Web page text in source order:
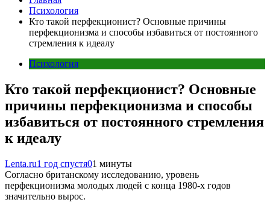
Психология
Кто такой перфекционист? Основные причины
перфекционизма и способы избавиться от постоянного
стремления к идеалу
Психология
Кто такой перфекционист? Основные
причины перфекционизма и способы
избавиться от постоянного стремления
к идеалу
Lenta.ru1 год спустя01 минуты
Согласно британскому исследованию, уровень
перфекционизма молодых людей с конца 1980-х годов
значительно вырос.